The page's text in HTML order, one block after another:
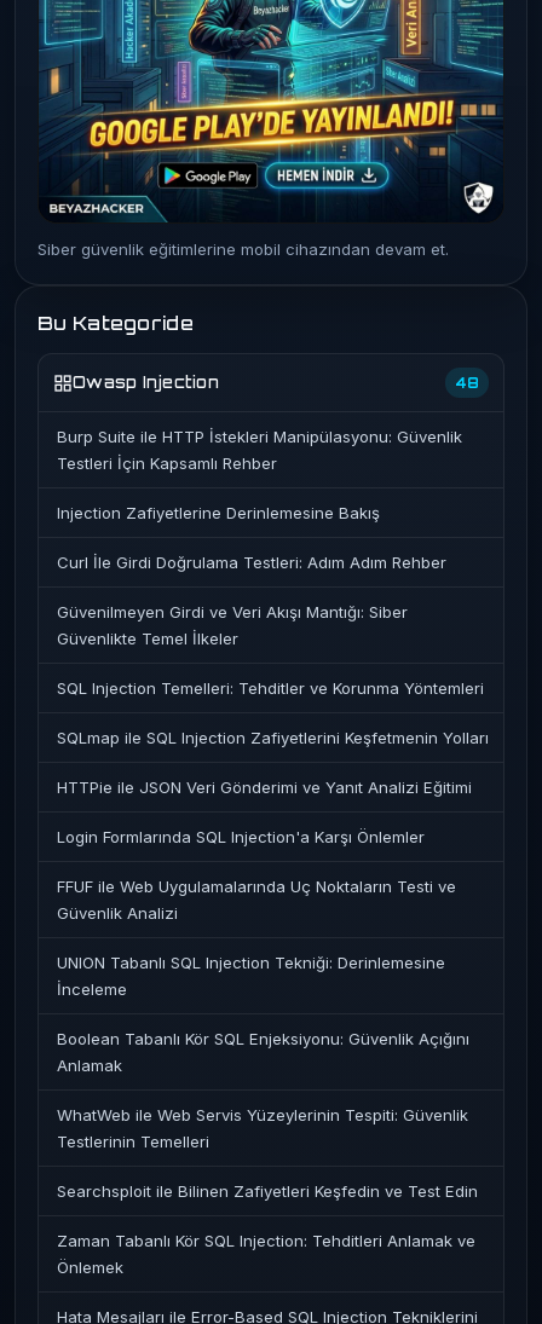
Siber güvenlik eğitimlerine mobil cihazından devam et.
Bu Kategoride
Owasp Injection 48
Burp Suite ile HTTP İstekleri Manipülasyonu: Güvenlik
Testleri İçin Kapsamlı Rehber
Injection Zafiyetlerine Derinlemesine Bakış
Curl İle Girdi Doğrulama Testleri: Adım Adım Rehber
Güvenilmeyen Girdi ve Veri Akışı Mantığı: Siber
Güvenlikte Temel İlkeler
SQL Injection Temelleri: Tehditler ve Korunma Yöntemleri
SQLmap ile SQL Injection Zafiyetlerini Keşfetmenin Yolları
HTTPie ile JSON Veri Gönderimi ve Yanıt Analizi Eğitimi
Login Formlarında SQL Injection'a Karşı Önlemler
FFUF ile Web Uygulamalarında Uç Noktaların Testi ve
Güvenlik Analizi
UNION Tabanlı SQL Injection Tekniği: Derinlemesine
İnceleme
Boolean Tabanlı Kör SQL Enjeksiyonu: Güvenlik Açığını
Anlamak
WhatWeb ile Web Servis Yüzeylerinin Tespiti: Güvenlik
Testlerinin Temelleri
Searchsploit ile Bilinen Zafiyetleri Keşfedin ve Test Edin
Zaman Tabanlı Kör SQL Injection: Tehditleri Anlamak ve
Önlemek
Hata Mesajları ile Error-Based SQL Injection Tekniklerini